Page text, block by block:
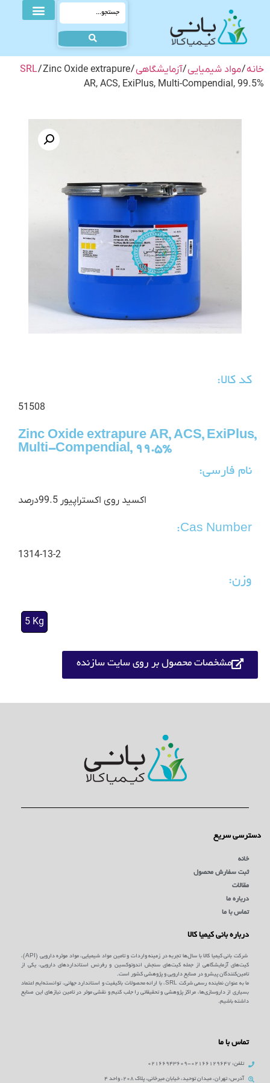
خانه/مواد شیمیایی/آزمایشگاهی/
SRL/ Zinc Oxide extrapure
AR, ACS, ExiPlus, Multi-Compendial, 99.5%
کد کالا:
51508
Zinc Oxide extrapure AR, ACS, ExiPlus,
Multi-Compendial, 99.5%
نام فارسی:
اکسید روی اکستراپیور 99.5درصد
Cas Number:
1314-13-2
وزن:
5 Kg
مشخصات محصول بر روی سایت سازنده
دسترسی سریع
خانه
ثبت سفارش محصول
مقالات
درباره ما
تماس با ما
درباره بانی کیمیا کالا
شرکت بانی کیمیا کالا با سال‌ها تجربه در زمینه واردات و تامین مواد شیمیایی، مواد موثره دارویی (API)،
کیت‌های آزمایشگاهی از جمله کیت‌های سنجش اندوتوکسین و رفرنس استانداردهای دارویی، یکی از
تامین‌کنندگان پیشرو در صنایع دارویی و پژوهشی کشور است.
ما به عنوان نماینده رسمی شرکت SRL، با ارائه محصولات باکیفیت و استاندارد جهانی، توانسته‌ایم اعتماد
بسیاری از داروسازی‌ها، مراکز پژوهشی و تحقیقاتی را جلب کنیم و نقشی موثر در تامین نیازهای این صنایع
داشته باشیم.
تماس با ما
تلفن: 02166129647-02166943609
آدرس: تهران، میدان توحید، خیابان میرخانی، پلاک 208، واحد 4